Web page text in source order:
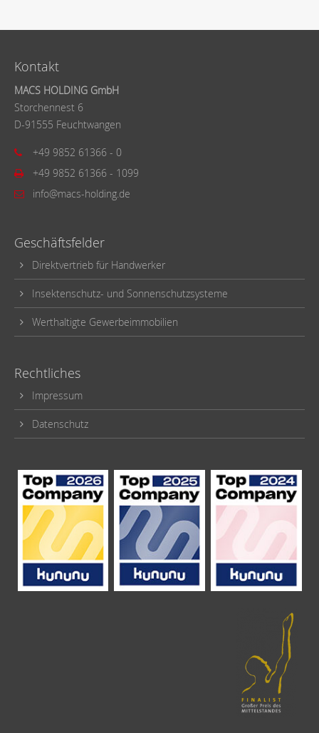
Kontakt
MACS HOLDING GmbH
Storchennest 6
D-91555 Feuchtwangen
+49 9852 61366 - 0
+49 9852 61366 - 1099
info@macs-holding.de
Geschäftsfelder
Direktvertrieb für Handwerker
Insektenschutz- und Sonnenschutzsysteme
Werthaltigte Gewerbeimmobilien
Rechtliches
Impressum
Datenschutz